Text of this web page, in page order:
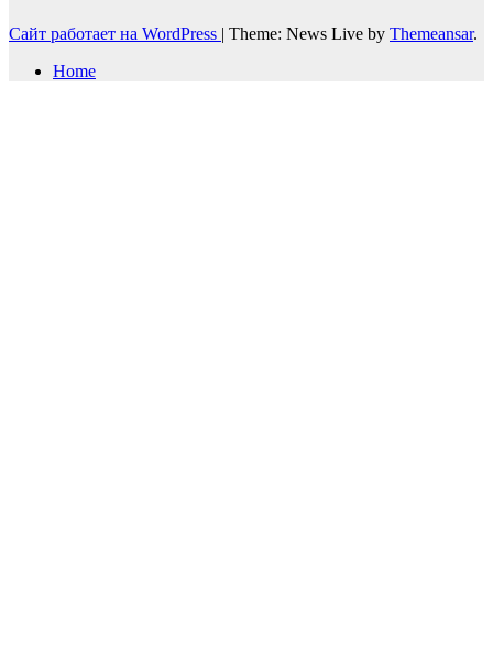
Сайт работает на WordPress | Theme: News Live by Themeansar.
Home